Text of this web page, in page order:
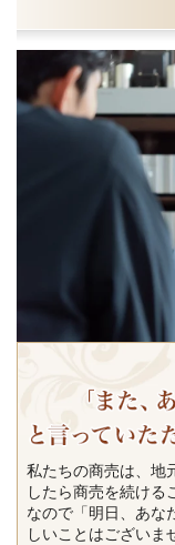
私たちの商売は、地
したら商売を続ける
なので「明日、あな
しいことはございま